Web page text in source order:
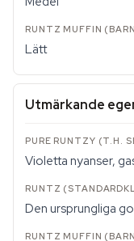
Lätt
Utmärkande
Violetta nyanser,
Den ursprungliga